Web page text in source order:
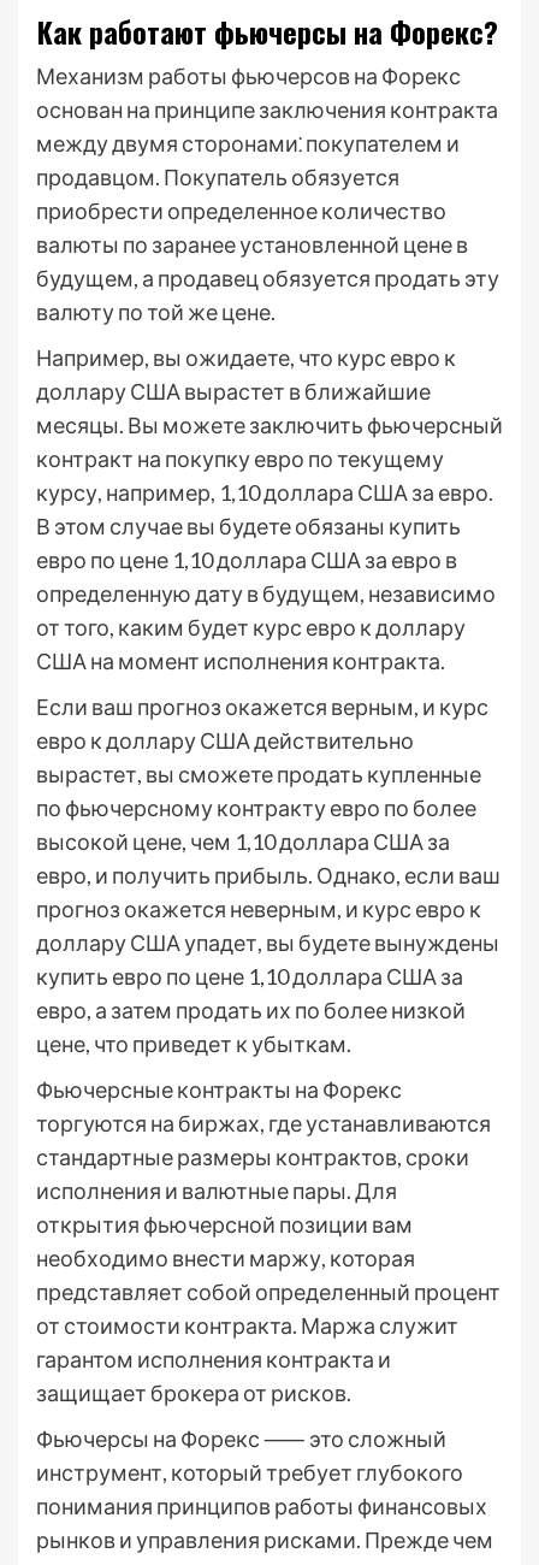
Как работают фьючерсы на Форекс?
Механизм работы фьючерсов на Форекс
основан на принципе заключения контракта
между двумя сторонами⁚ покупателем и
продавцом. Покупатель обязуется
приобрести определенное количество
валюты по заранее установленной цене в
будущем, а продавец обязуется продать эту
валюту по той же цене.
Например, вы ожидаете, что курс евро к
доллару США вырастет в ближайшие
месяцы. Вы можете заключить фьючерсный
контракт на покупку евро по текущему
курсу, например, 1,10 доллара США за евро.
В этом случае вы будете обязаны купить
евро по цене 1,10 доллара США за евро в
определенную дату в будущем, независимо
от того, каким будет курс евро к доллару
США на момент исполнения контракта.
Если ваш прогноз окажется верным, и курс
евро к доллару США действительно
вырастет, вы сможете продать купленные
по фьючерсному контракту евро по более
высокой цене, чем 1,10 доллара США за
евро, и получить прибыль. Однако, если ваш
прогноз окажется неверным, и курс евро к
доллару США упадет, вы будете вынуждены
купить евро по цене 1,10 доллара США за
евро, а затем продать их по более низкой
цене, что приведет к убыткам.
Фьючерсные контракты на Форекс
торгуются на биржах, где устанавливаются
стандартные размеры контрактов, сроки
исполнения и валютные пары. Для
открытия фьючерсной позиции вам
необходимо внести маржу, которая
представляет собой определенный процент
от стоимости контракта. Маржа служит
гарантом исполнения контракта и
защищает брокера от рисков.
Фьючерсы на Форекс ⸺ это сложный
инструмент, который требует глубокого
понимания принципов работы финансовых
рынков и управления рисками. Прежде чем